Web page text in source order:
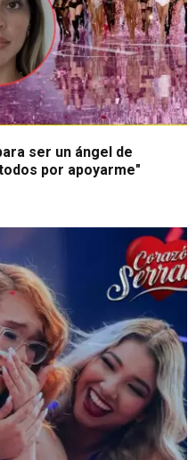
ser un ángel de
por apoyarme"